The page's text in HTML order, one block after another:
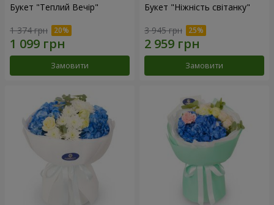
Букет "Теплий Вечір"
1 374 грн
Замовити
Букет "Ніжність світанку"
3 945 грн
Замовити